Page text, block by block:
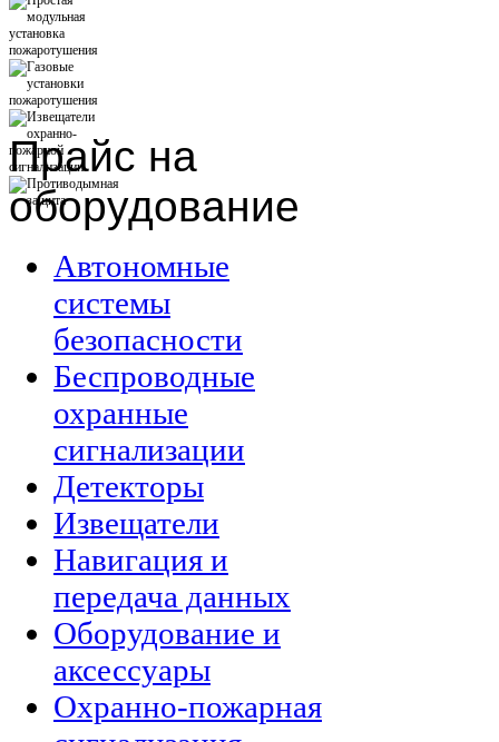
Прайс на
оборудование
Автономные
системы
безопасности
Беспроводные
охранные
сигнализации
Детекторы
Извещатели
Навигация и
передача данных
Оборудование и
аксессуары
Охранно-пожарная